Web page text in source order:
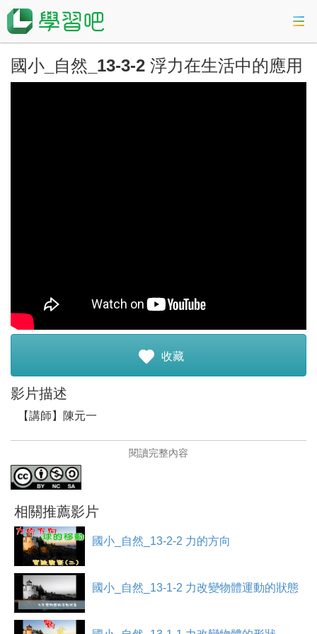
課程總覽
國小_自然_13-3-2 浮力在生活中的應用
收藏
影片描述
【講師】陳元一
e-mail： qdds51213@gmail.com
興趣：文學領域、童軍活動、藝術領域、音樂領域
研究專長：白話文朗讀、古文朗讀、讀經、吟誦
目前任教育臺北市大同區大同國民小學。
【課程介紹】
從阿基米德的故事，認識阿基米德，也知道浮力是怎麼被
發現的。接著說明浮力在生活中常見的應用，如：船、浮
板等；最後以浮沉子實驗觀察，讓學生進一步了解浮力在
生活中還可以應用於潛水艇中。
閱讀完整內容
相關推薦影片
國小_自然_13-2-2 力的方向
國小_自然_13-1-2 力改變物體運動的狀態